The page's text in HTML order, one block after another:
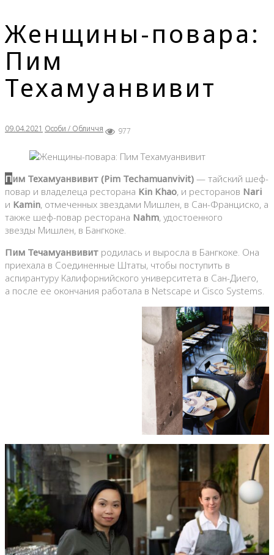
Женщины-повара:
Пим
Техамуанвивит
09.04.2021 Особи / Обличчя 977
Пим Техамуанвивит (Pim Techamuanvivit) — тайский шеф-
повар и владелеца ресторана Kin Khao, и ресторанов Nari
и Kamin, отмеченных звездами Мишлен, в Сан-Франциско, а
также шеф-повар ресторана Nahm, удостоенного
звезды Мишлен, в Бангкоке.
Пим Течамуанвивит родилась и выросла в Бангкоке. Она
приехала в Соединенные Штаты, чтобы поступить в
аспирантуру Калифорнийского университета в Сан-Диего,
а после ее окончания работала в Netscape и Cisco Systems.